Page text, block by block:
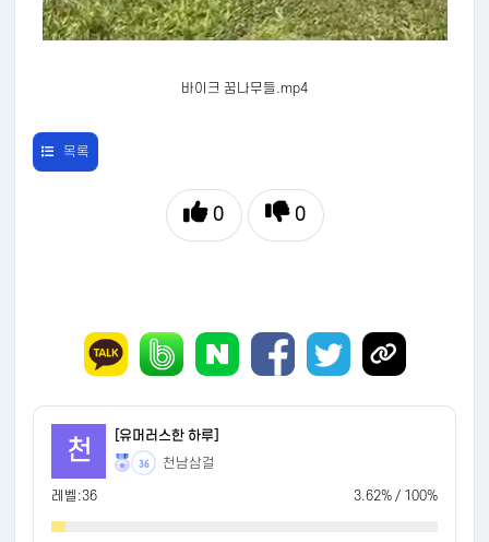
바이크 꿈나무들.mp4
목록
0 0
천
[유머러스한 하루]
36 천남삼걸
레벨:36 3.62% / 100%